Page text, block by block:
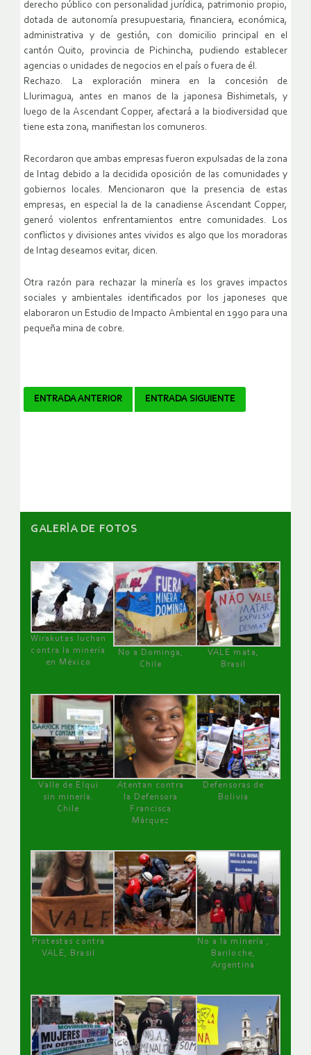
derecho público con personalidad jurídica, patrimonio propio,
dotada de autonomía presupuestaria, financiera, económica,
administrativa y de gestión, con domicilio principal en el
cantón Quito, provincia de Pichincha, pudiendo establecer
agencias o unidades de negocios en el país o fuera de él.
Rechazo. La exploración minera en la concesión de
Llurimagua, antes en manos de la japonesa Bishimetals, y
luego de la Ascendant Copper, afectará a la biodiversidad que
tiene esta zona, manifiestan los comuneros.
Recordaron que ambas empresas fueron expulsadas de la zona
de Intag debido a la decidida oposición de las comunidades y
gobiernos locales. Mencionaron que la presencia de estas
empresas, en especial la de la canadiense Ascendant Copper,
generó violentos enfrentamientos entre comunidades. Los
conflictos y divisiones antes vividos es algo que los moradoras
de Intag deseamos evitar, dicen.
Otra razón para rechazar la minería es los graves impactos
sociales y ambientales identificados por los japoneses que
elaboraron un Estudio de Impacto Ambiental en 1990 para una
pequeña mina de cobre.
Navegador
ENTRADA ANTERIOR ENTRADA SIGUIENTE
GALERÌA DE FOTOS
Wirakutas luchan
contra la minería
en México
No a Dominga,
Chile
VALE mata,
Brasil
Valle de Elqui
sin minería.
Chile
Atentan contra
la Defensora
Francisca
Márquez
Defensoras de
Bolivia
Protestas contra
VALE, Brasil
No a la minería ,
Bariloche,
Argentina